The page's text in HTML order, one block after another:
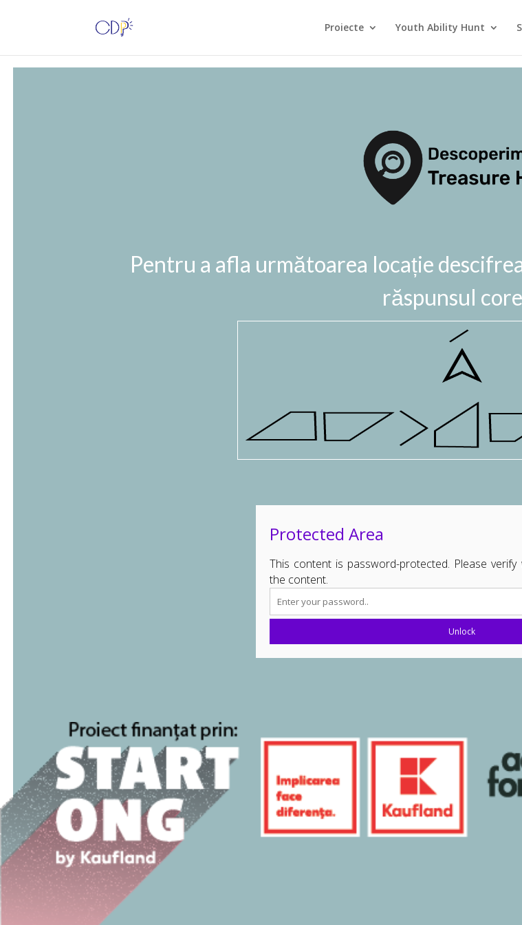
Proiecte Youth Ability Hunt
Pentru a afla următoarea locație
răspunsul
Protected Area
This content is password-protected. Please
the content.
Unlock